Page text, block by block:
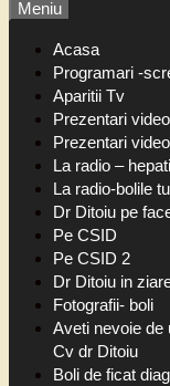
Meniu
Acasa
Programari -
Aparitii Tv
Prezentari
Prezentari
La radio –
La radio-bolile
Dr Ditoiu pe
Pe CSID
Pe CSID 2
Dr Ditoiu in
Fotografii- boli
Aveti nevoie de
Cv dr Ditoiu
Boli de ficat